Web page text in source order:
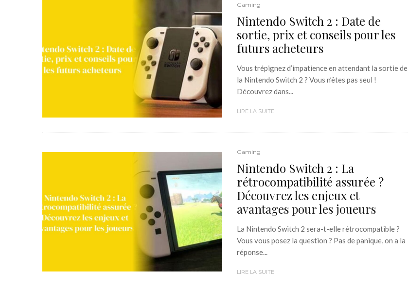
Gaming
Nintendo Switch 2 : Date de
sortie, prix et conseils pour les
futurs acheteurs
Vous trépignez d’impatience en attendant la sortie de
la Nintendo Switch 2 ? Vous n’êtes pas seul !
Découvrez dans...
LIRE LA SUITE
Gaming
Nintendo Switch 2 : La
rétrocompatibilité assurée ?
Découvrez les enjeux et
avantages pour les joueurs
La Nintendo Switch 2 sera-t-elle rétrocompatible ?
Vous vous posez la question ? Pas de panique, on a la
réponse...
LIRE LA SUITE